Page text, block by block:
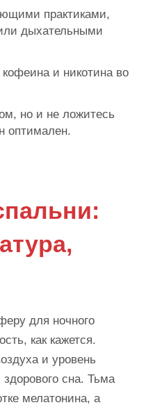
практиками,
дыхательными
и никотина во
но и не ложитесь
оптимален.
для ночного
как кажется.
и уровень
сна. Тьма
мелатонина, а